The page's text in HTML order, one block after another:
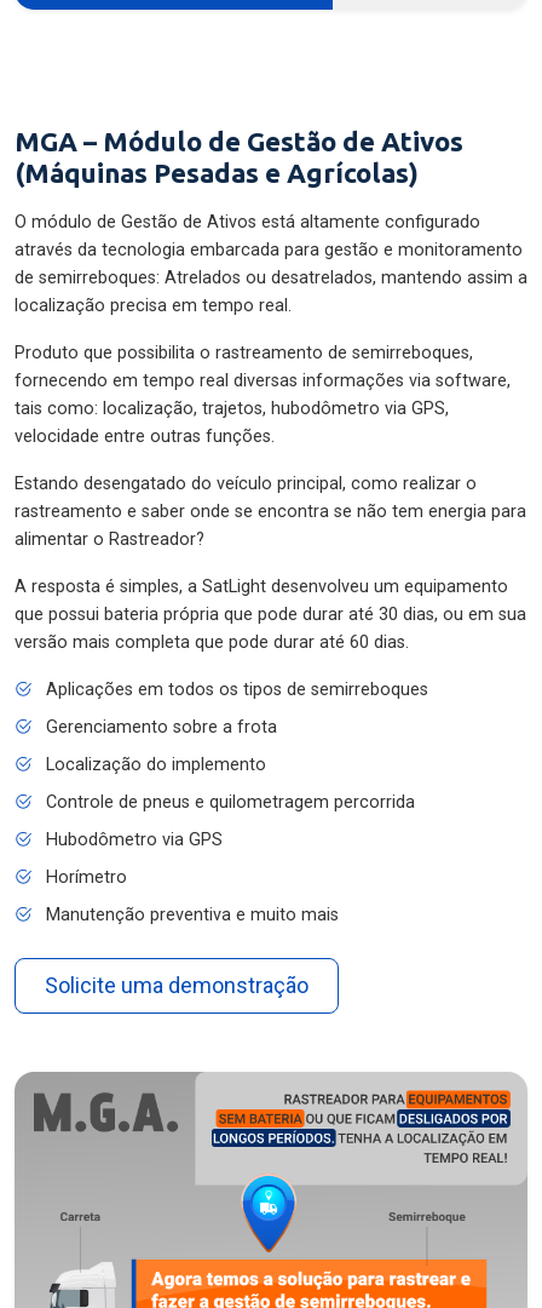
MGA – Módulo de Gestão de Ativos
(Máquinas Pesadas e Agrícolas)
O módulo de Gestão de Ativos está altamente configurado
através da tecnologia embarcada para gestão e monitoramento
de semirreboques: Atrelados ou desatrelados, mantendo assim a
localização precisa em tempo real.
Produto que possibilita o rastreamento de semirreboques,
fornecendo em tempo real diversas informações via software,
tais como: localização, trajetos, hubodômetro via GPS,
velocidade entre outras funções.
Estando desengatado do veículo principal, como realizar o
rastreamento e saber onde se encontra se não tem energia para
alimentar o Rastreador?
A resposta é simples, a SatLight desenvolveu um equipamento
que possui bateria própria que pode durar até 30 dias, ou em sua
versão mais completa que pode durar até 60 dias.
Aplicações em todos os tipos de semirreboques
Gerenciamento sobre a frota
Localização do implemento
Controle de pneus e quilometragem percorrida
Hubodômetro via GPS
Horímetro
Manutenção preventiva e muito mais
Solicite uma demonstração